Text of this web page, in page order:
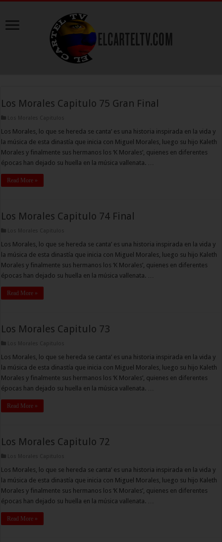
Los Morales Capitulo 75 Gran Final
Los Morales Capitulos
Los Morales, lo que se hereda se canta’ es una historia inspirada en la vida y
la música de esta dinastía que inicia con Miguel Morales, luego su hijo Kaleth
Morales y finalmente sus hermanos los ‘K Morales’, quienes en diferentes
épocas han dejado su huella en la música vallenata. …
Read More »
Los Morales Capitulo 74 Final
Los Morales Capitulos
Los Morales, lo que se hereda se canta’ es una historia inspirada en la vida y
la música de esta dinastía que inicia con Miguel Morales, luego su hijo Kaleth
Morales y finalmente sus hermanos los ‘K Morales’, quienes en diferentes
épocas han dejado su huella en la música vallenata. …
Read More »
Los Morales Capitulo 73
Los Morales Capitulos
Los Morales, lo que se hereda se canta’ es una historia inspirada en la vida y
la música de esta dinastía que inicia con Miguel Morales, luego su hijo Kaleth
Morales y finalmente sus hermanos los ‘K Morales’, quienes en diferentes
épocas han dejado su huella en la música vallenata. …
Read More »
Los Morales Capitulo 72
Los Morales Capitulos
Los Morales, lo que se hereda se canta’ es una historia inspirada en la vida y
la música de esta dinastía que inicia con Miguel Morales, luego su hijo Kaleth
Morales y finalmente sus hermanos los ‘K Morales’, quienes en diferentes
épocas han dejado su huella en la música vallenata. …
Read More »